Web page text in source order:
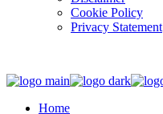
Cookie Policy
Privacy Statement
Home